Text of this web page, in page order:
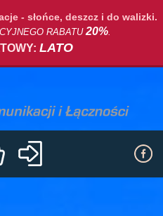
- słońce, deszcz i do walizki.
RABATU20%.
LATO